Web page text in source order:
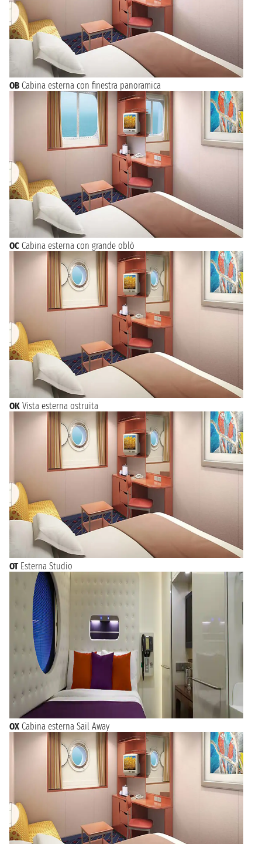
OB Cabina esterna con finestra panoramica
OC Cabina esterna con grande oblò
OK Vista esterna ostruita
OT Esterna Studio
OX Cabina esterna Sail Away